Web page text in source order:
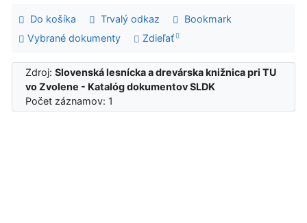
Do košíka Trvalý odkaz
Bookmark
Vybrané dokumenty
Zdieľať
Zdroj:Slovenská lesnícka a drevárska knižnica pri TU
vo Zvolene - Katalóg dokumentov SLDK
Počet záznamov: 1